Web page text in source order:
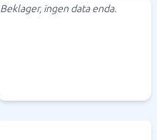
Beklager, ingen data enda.